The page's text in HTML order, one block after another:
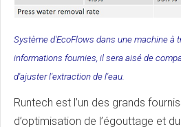
Système d'EcoFlows dans une machine à
informations fournies, il sera aisé de
d'ajuster l'extraction de l'eau.
Runtech est l’un des grands
d’optimisation de l’égouttage et